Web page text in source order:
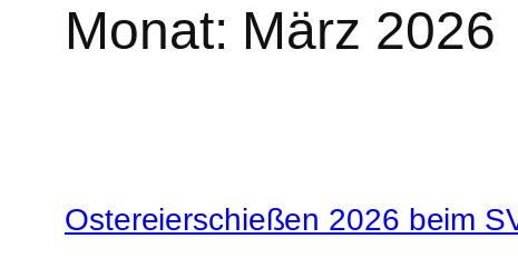
Monat: März 2026
Ostereierschießen 2026 beim